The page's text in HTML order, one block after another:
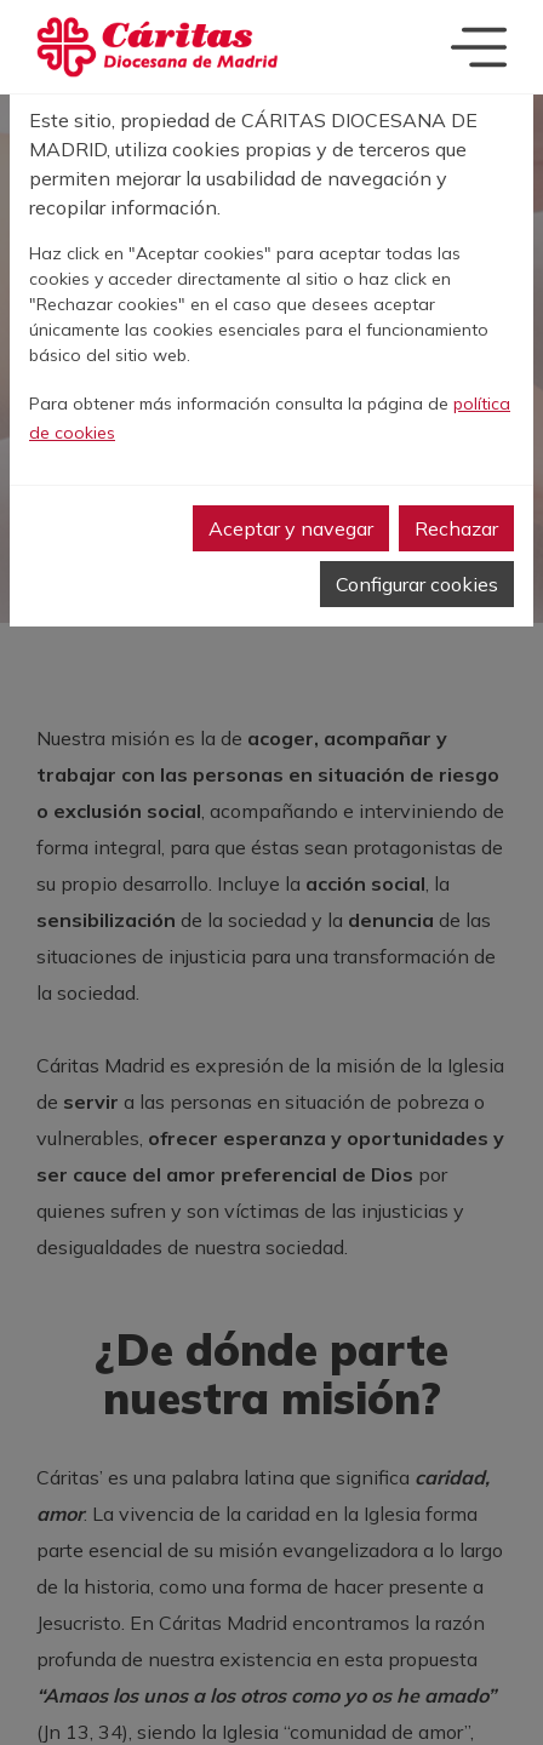
Pasar al contenido principal
Sobrescribir
INICIO MISIÓN Y VALORES
Misión y valores
Cáritas Madrid tiene que estar presente en las
situaciones en las que al ser humano se le niega
la posibilidad de ser persona, entre las personas
Jesús de Nazaret.
NORMAS REGULADORAS
Nuestra misión es la de acoger, acompañar y
trabajar con las personas en situación de riesgo
o exclusión social, acompañando e interviniendo de
forma integral, para que éstas sean protagonistas de
su propio desarrollo. Incluye la acción social, la
sensibilización de la sociedad y la denuncia de las
situaciones de injusticia para una transformación de
la sociedad.
Cáritas Madrid es expresión de la misión de la Iglesia
de servir a las personas en situación de pobreza o
vulnerables, ofrecer esperanza y oportunidades y
ser cauce del amor preferencial de Dios por
quienes sufren y son víctimas de las injusticias y
desigualdades de nuestra sociedad.
¿De dónde parte
nuestra misión?
Cáritas’ es una palabra latina que significa caridad,
amor. La vivencia de la caridad en la Iglesia forma
parte esencial de su misión evangelizadora a lo largo
de la historia, como una forma de hacer presente a
Jesucristo. En Cáritas Madrid encontramos la razón
profunda de nuestra existencia en esta propuesta
“Amaos los unos a los otros como yo os he amado”
(Jn 13, 34), siendo la Iglesia “comunidad de amor”,
Acerca de las cookies en este sitio
Este sitio, propiedad de CÁRITAS DIOCESANA DE
MADRID, utiliza cookies propias y de terceros que
permiten mejorar la usabilidad de navegación y
recopilar información.
Haz click en "Aceptar cookies" para aceptar todas las
cookies y acceder directamente al sitio o haz click en
"Rechazar cookies" en el caso que desees aceptar
únicamente las cookies esenciales para el funcionamiento
básico del sitio web.
Para obtener más información consulta la página de política
de cookies
Aceptar y navegar Rechazar
Configurar cookies